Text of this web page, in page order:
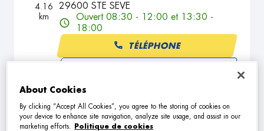
4.16
km
29600 STE SEVE
Ouvert 08:30 - 12:00 et 13:30 -
18:00
TÉLÉPHONE
2 GARAGE CHASSAGNE
About Cookies
By clicking “Accept All Cookies”, you agree to the storing of cookies on
your device to enhance site navigation, analyze site usage, and assist in our
marketing efforts.
Politique de cookies